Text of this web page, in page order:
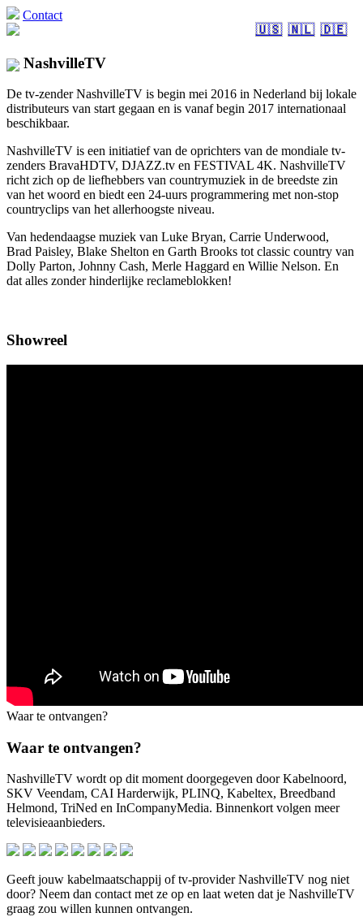
Contact
🇺🇸 🇳🇱 🇩🇪
NashvilleTV
De tv-zender NashvilleTV is begin mei 2016 in Nederland bij lokale
distributeurs van start gegaan en is vanaf begin 2017 internationaal
beschikbaar.
NashvilleTV is een initiatief van de oprichters van de mondiale tv-
zenders BravaHDTV, DJAZZ.tv en FESTIVAL 4K. NashvilleTV
richt zich op de liefhebbers van countrymuziek in de breedste zin
van het woord en biedt een 24-uurs programmering met non-stop
countryclips van het allerhoogste niveau.
Van hedendaagse muziek van Luke Bryan, Carrie Underwood,
Brad Paisley, Blake Shelton en Garth Brooks tot classic country van
Dolly Parton, Johnny Cash, Merle Haggard en Willie Nelson. En
dat alles zonder hinderlijke reclameblokken!
Showreel
Waar te ontvangen?
Waar te ontvangen?
NashvilleTV wordt op dit moment doorgegeven door Kabelnoord,
SKV Veendam, CAI Harderwijk, PLINQ, Kabeltex, Breedband
Helmond, TriNed en InCompanyMedia. Binnenkort volgen meer
televisieaanbieders.
Geeft jouw kabelmaatschappij of tv-provider NashvilleTV nog niet
door? Neem dan contact met ze op en laat weten dat je NashvilleTV
graag zou willen kunnen ontvangen.